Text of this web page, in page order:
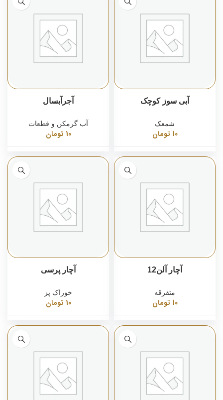
آبی سوز کوچک
شمعک
10 تومان
آجرآبسال
آب گرمکن و قطعات
10 تومان
آچار آلن12
متفرقه
10 تومان
آچار پرسی
خوراک پز
10 تومان